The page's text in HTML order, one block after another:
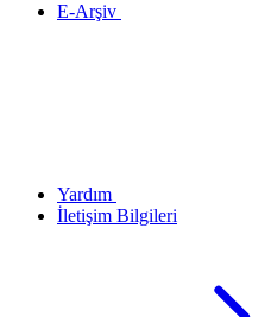
E-Arşiv
Yardım
İletişim Bilgileri